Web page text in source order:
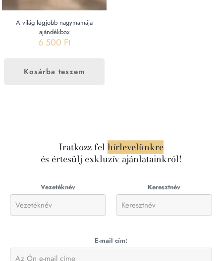
A világ legjobb nagymamája
ajándékbox
6 500 Ft
Kosárba teszem
Iratkozz felhírlevelünkre
és értesülj exkluzív ajánlatainkról!
Vezetéknév Keresztnév
E-mail cím: